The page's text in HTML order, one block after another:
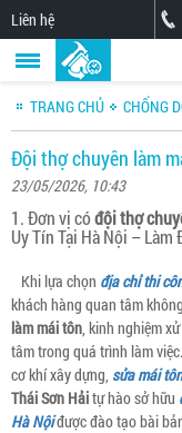
Liên hệ
TRANG CHỦ CHỐNG
Đội thợ chuyên làm
23/05/2026, 10:43
1. Đơn vị cóđội thợ
Uy Tín Tại Hà Nội –
Khi lựa chọn địa chỉ thi
khách hàng quan tâm
làm mái tôn, kinh nghiệm
tâm trong quá trình làm
cơ khí xây dựng, sửa mái
Thái Sơn Hảitự hào sở hữu
Hà Nộiđược đào tạo bài